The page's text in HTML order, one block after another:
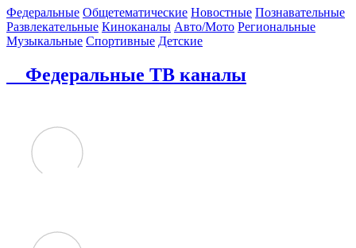
Федеральные Общетематические Новостные Познавательные
Развлекательные Киноканалы Авто/Мото Региональные
Музыкальные Спортивные Детские
Федеральные ТВ каналы